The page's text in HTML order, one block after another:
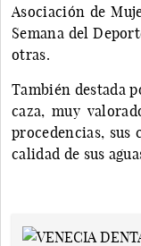
Asociación de
Semana del
otras.
También destada
caza, muy
procedencias, sus
calidad de sus